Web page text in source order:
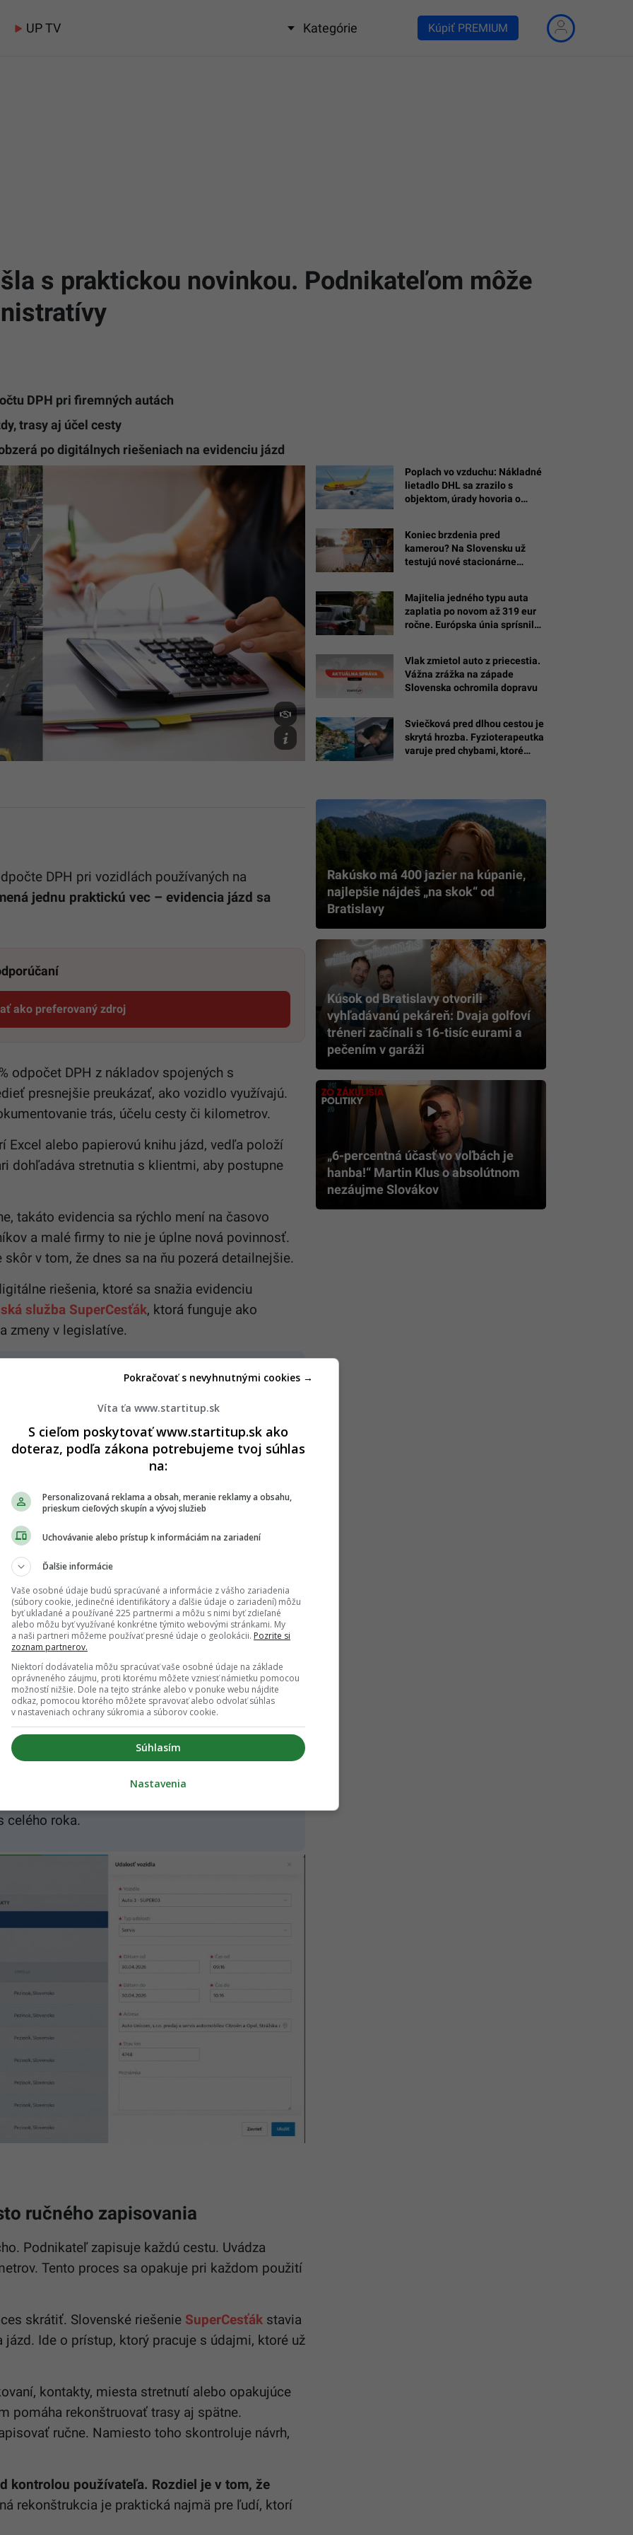
UP TV Kategórie Kúpiť PREMIUM
s praktickou novinkou. Podnikateľom môže
DPH pri firemných autách
trasy aj účel cesty
po digitálnych riešeniach na evidenciu jázd
Ak
podnikateľ
nedokáže
využívané,
môže
DPH
obmedzený.
zdroj:
TASR/
Štefan
Puškáš,
Canva
DPH pri vozidlách používaných na
jednu praktickú vec – evidencia jázd sa
ako preferovaný zdroj
Startitup, odkaz sa otvorí v novom okne
odpočet DPH z nákladov spojených s
presnejšie preukázať, ako vozidlo využívajú.
trás, účelu cesty či kilometrov.
alebo papierovú knihu jázd, vedľa položí
dohľadáva stretnutia s klientmi, aby postupne
takáto evidencia sa rýchlo mení na časovo
a malé firmy to nie je úplne nová povinnosť.
v tom, že dnes sa na ňu pozerá detailnejšie.
riešenia, ktoré sa snažia evidenciu
služba SuperCesťák, ktorá funguje ako
zmeny v legislatíve.
týkajúce sa odpočtu DPH pri vozidlách
ktorí chcú uplatniť 100 % odpočet DPH z
auta – napríklad pri pohonných látkach,
že vozidlo slúži na podnikateľské
evidenciu jázd.
najmä:
alebo servis.
bolo auto využívané, môže byť odpočet DPH
jázd dostáva opäť do popredia.
presnejšiemu zapisovaniu trás. Zároveň rastie
evidenciu jázd zjednodušiť a pomôcť
celého roka.
ručného zapisovania
Podnikateľ zapisuje každú cestu. Uvádza
Tento proces sa opakuje pri každom použití
skrátiť. Slovenské riešenie SuperCesťák stavia
Ide o prístup, ktorý pracuje s údajmi, ktoré už
kontakty, miesta stretnutí alebo opakujúce
pomáha rekonštruovať trasy aj spätne.
ručne. Namiesto toho skontroluje návrh,
kontrolou používateľa. Rozdiel je v tom, že
rekonštrukcia je praktická najmä pre ľudí, ktorí
Poplach vo vzduchu: Nákladné
lietadlo DHL sa zrazilo s
objektom, úrady hovoria o
Koniec brzdenia pred
kamerou? Na Slovensku už
testujú nové stacionárne
Majitelia jedného typu auta
zaplatia po novom až 319 eur
ročne. Európska únia sprísnila
Vlak zmietol auto z priecestia.
Vážna zrážka na západe
Slovenska ochromila dopravu
Sviečková pred dlhou cestou je
skrytá hrozba. Fyzioterapeutka
varuje pred chybami, ktoré
Rakúsko má 400 jazier na kúpanie,
najlepšie nájdeš „na skok“ od
Bratislavy
Kúsok od Bratislavy otvorili
vyhľadávanú pekáreň: Dvaja golfoví
tréneri začínali s 16-tisíc eurami a
pečením v garáži
„6-percentná účasť vo voľbách je
hanba!“ Martin Klus o absolútnom
nezáujme Slovákov
Víta ťa www.startitup.sk
S cieľom poskytovať www.startitup.sk ako
doteraz, podľa zákona potrebujeme tvoj súhlas
na:
Personalizovaná reklama a obsah, meranie reklamy a obsahu,
prieskum cieľových skupín a vývoj služieb
Uchovávanie alebo prístup k informáciám na zariadení
Ďalšie informácie
Vaše osobné údaje budú spracúvané a informácie z vášho zariadenia
(súbory cookie, jedinečné identifikátory a ďalšie údaje o zariadení) môžu
byť ukladané a používané 225 partnermi a môžu s nimi byť zdieľané
alebo môžu byť využívané konkrétne týmito webovými stránkami. My
a naši partneri môžeme používať presné údaje o geolokácii. Pozrite si
zoznam partnerov.
Niektorí dodávatelia môžu spracúvať vaše osobné údaje na základe
oprávneného záujmu, proti ktorému môžete vzniesť námietku pomocou
možností nižšie. Dole na tejto stránke alebo v ponuke webu nájdite
odkaz, pomocou ktorého môžete spravovať alebo odvolať súhlas
v nastaveniach ochrany súkromia a súborov cookie.
Súhlasím
Pokračovať s nevyhnutnými cookies →
Nastavenia